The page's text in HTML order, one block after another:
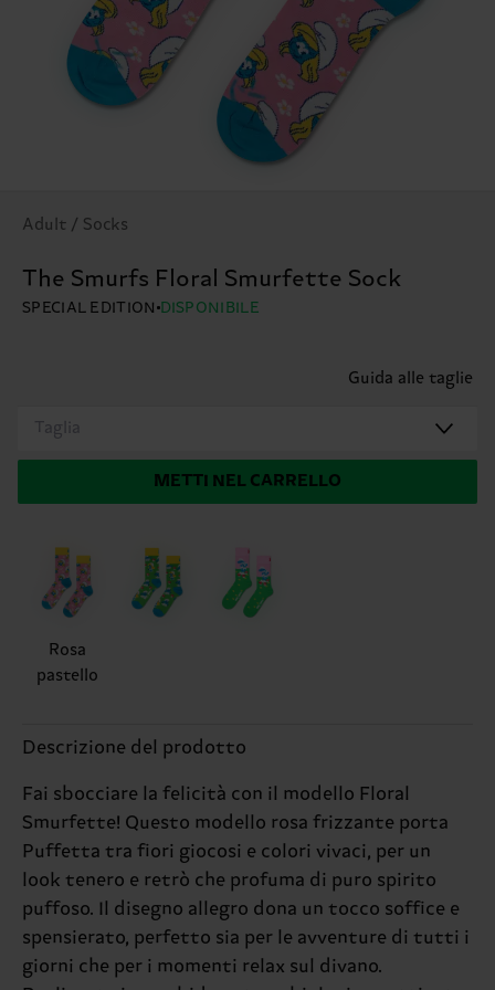
Adult / Socks
The Smurfs Floral Smurfette Sock
SPECIAL EDITION DISPONIBILE
Guida alle taglie
Taglia
METTI NEL CARRELLO
Rosa
pastello
Descrizione del prodotto
Fai sbocciare la felicità con il modello Floral
Smurfette! Questo modello rosa frizzante porta
Puffetta tra fiori giocosi e colori vivaci, per un
look tenero e retrò che profuma di puro spirito
puffoso. Il disegno allegro dona un tocco soffice e
spensierato, perfetto sia per le avventure di tutti i
giorni che per i momenti relax sul divano.